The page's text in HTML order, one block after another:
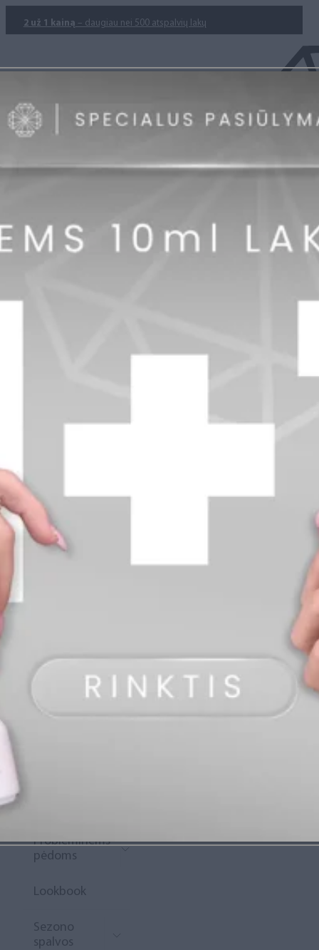
2 už 1 kainą – daugiau nei 500 atspalvių lakų
info@diamondline.lt
Prisijungti
Rewards“
Probleminėms
pėdoms
Lookbook
Sezono
spalvos